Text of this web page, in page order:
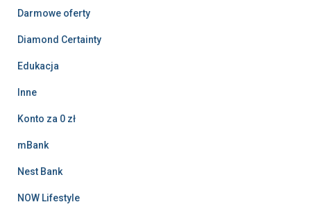
Darmowe oferty
Diamond Certainty
Edukacja
Inne
Konto za 0 zł
mBank
Nest Bank
NOW Lifestyle